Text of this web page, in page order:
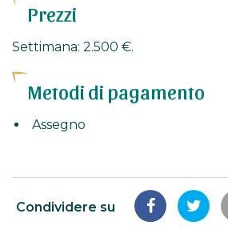
Prezzi
Settimana: 2.500 €.
Metodi di pagamento
Assegno
Condividere su
Condividi